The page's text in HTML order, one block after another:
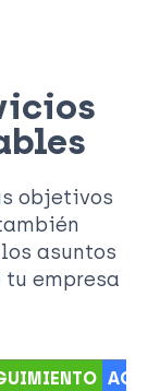
objetivos
asuntos
empresa